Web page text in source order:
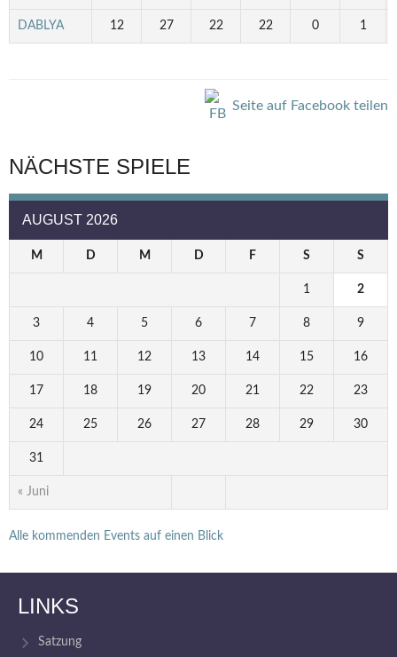
DABLYA 12 27 22 22 0 1
Seite auf Facebook teilen
NÄCHSTE SPIELE
AUGUST 2026
M D M D F S S
« Juni
1 2
3 4 5 6 7 8 9
10 11 12 13 14 15 16
17 18 19 20 21 22 23
24 25 26 27 28 29 30
31
Alle kommenden Events auf einen Blick
LINKS
Satzung